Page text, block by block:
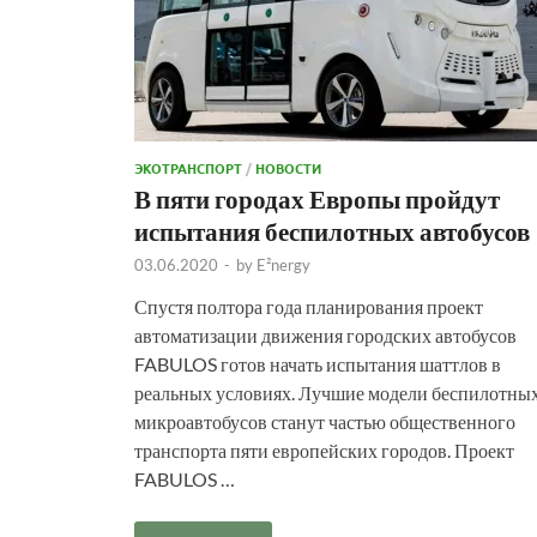
ЭКОТРАНСПОРТ /НОВОСТИ
В пяти городах Европы пройдут
испытания беспилотных автобусов
03.06.2020 - by E²nergy
Спустя полтора года планирования проект
автоматизации движения городских автобусов
FABULOS готов начать испытания шаттлов в
реальных условиях. Лучшие модели
микроавтобусов станут частью общественного
транспорта пяти европейских городов. Проект
FABULOS …